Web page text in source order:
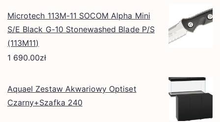
Microtech 113M-11 SOCOM Alpha Mini
S/E Black G-10 Stonewashed Blade P/S
(113M11)
1 690.00zł
Aquael Zestaw Akwariowy Optiset
Czarny+Szafka 240